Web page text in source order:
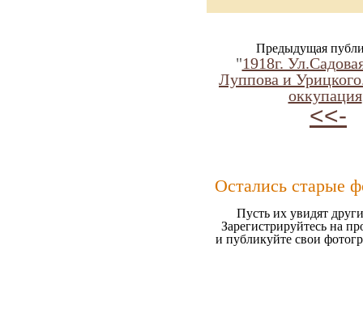
Предыдущая
"1918г.
Луппова и
оккупация
<<-
Остались старые
Пусть их увидят
Зарегистрируйтесь на
и публикуйте свои